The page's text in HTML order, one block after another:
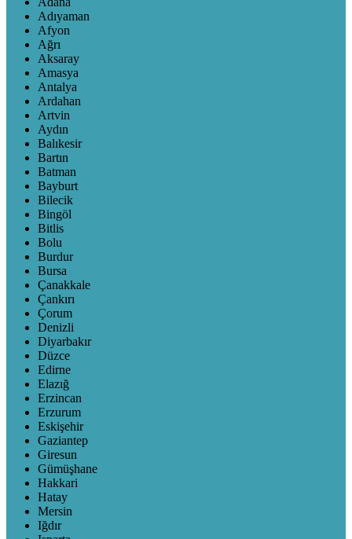
Adıyaman
Afyon
Ağrı
Aksaray
Amasya
Antalya
Ardahan
Artvin
Aydın
Balıkesir
Bartın
Batman
Bayburt
Bilecik
Bingöl
Bitlis
Bolu
Burdur
Bursa
Çanakkale
Çankırı
Çorum
Denizli
Diyarbakır
Düzce
Edirne
Elazığ
Erzincan
Erzurum
Eskişehir
Gaziantep
Giresun
Gümüşhane
Hakkari
Hatay
Mersin
Iğdır